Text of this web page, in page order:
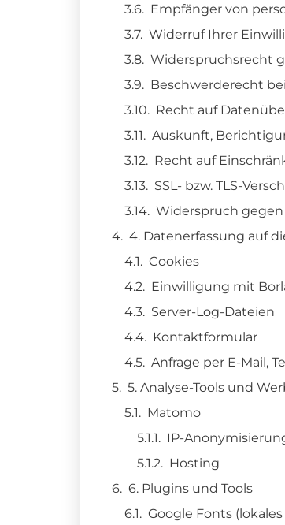
Empfänger von
Widerruf Ihrer
Widerspruchsrecht
Beschwerde­recht
Recht auf
Auskunft,
Recht auf
SSL- bzw. TLS-
Widerspruch gegen
4. Datenerfassung auf
Cookies
Einwilligung mit
Server-Log-Dateien
Kontaktformular
Anfrage per E-Mail,
5. Analyse-Tools und
Matomo
IP-
Hosting
6. Plugins und Tools
Google Fonts